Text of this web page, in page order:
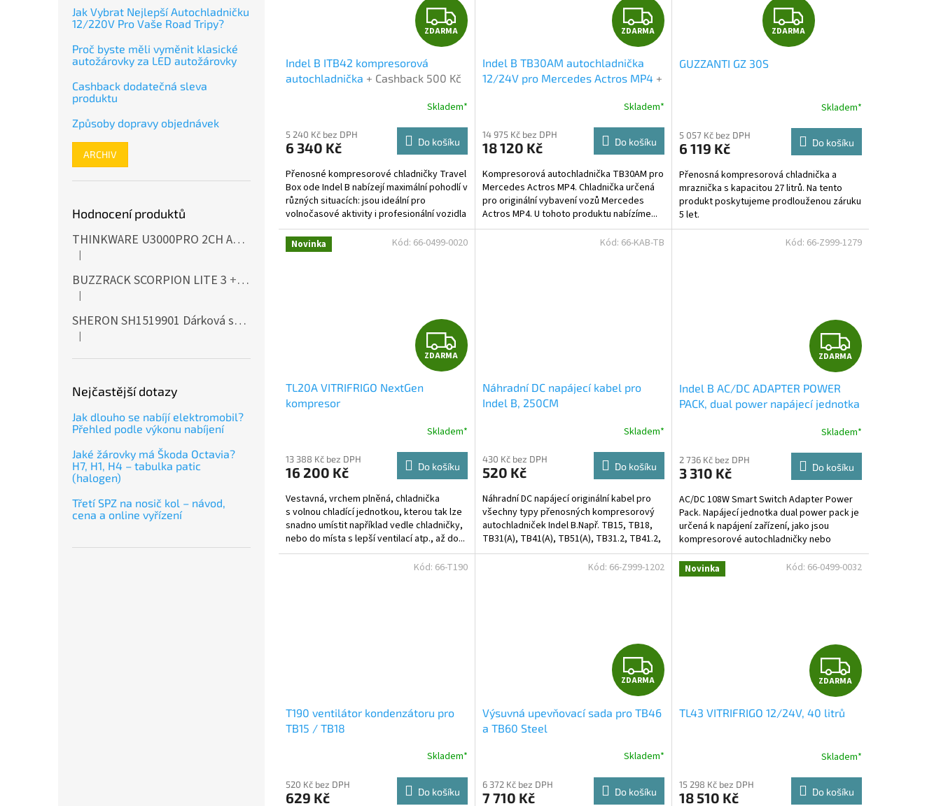
Jak Vybrat Nejlepší Autochladničku
12/220V Pro Vaše Road Tripy?
Proč byste měli vyměnit klasické
autožárovky za LED autožárovky
Cashback dodatečná sleva
produktu
Způsoby dopravy objednávek
ARCHIV
Hodnocení produktů
THINKWARE U3000PRO 2CH Autokamera 4K+2K, HDR, WiFi, GPS, BT, mikrovlnné senzory
Hodnocení produktu je 5 z 5 hvězdiček.
|
BUZZRACK SCORPION LITE 3 + Cashback 500 Kč jako dodatečná sleva za platbu předem
Hodnocení produktu je 5 z 5 hvězdiček.
|
SHERON SH1519901 Dárková sada EXTERIÉR
Hodnocení produktu je 5 z 5 hvězdiček.
|
Nejčastější dotazy
Jak dlouho se nabíjí elektromobil?
Přehled podle výkonu nabíjení
Jaké žárovky má Škoda Octavia?
H7, H1, H4 – tabulka patic
(halogen)
Třetí SPZ na nosič kol – návod,
cena a online vyřízení
Z
D
A
R
M
A
ZDARMA
Indel B ITB42 kompresorová
autochladnička + Cashback 500 Kč
Skladem*
5 240 Kč bez DPH
6 340 Kč Do košíku
Přenosné kompresorové chladničky Travel
Box ode Indel B nabízejí maximální pohodlí v
různých situacích: jsou ideální pro
volnočasové aktivity i profesionální vozidla
a zajišťují...
Z
D
A
R
M
A
ZDARMA
Indel B TB30AM autochladnička
12/24V pro Mercedes Actros MP4 +
Skladem*
14 975 Kč bez DPH
18 120 Kč Do košíku
Kompresorová autochladnička TB30AM pro
Mercedes Actros MP4. Chladnička určená
pro originální vybavení vozů Mercedes
Actros MP4. U tohoto produktu nabízíme...
Z
D
R
M
A
ZDARMA
GUZZANTI GZ 30S
produktu
je
z
5
hvězdiček.
Skladem*
5 057 Kč bez DPH
6 119 Kč Do košíku
Přenosná kompresorová chladnička a
mraznička s kapacitou 27 litrů. Na tento
produkt poskytujeme prodlouženou záruku
5 let.
Novinka
Z
D
R
M
A
ZDARMA
TL20A VITRIFRIGO NextGen
kompresor
Skladem*
13 388 Kč bez DPH
16 200 Kč Do košíku
Vestavná, vrchem plněná, chladnička
s volnou chladící jednotkou, kterou tak lze
snadno umístit například vedle chladničky,
nebo do místa s lepší ventilací atp., až do...
Kód: 66-0499-0020
Náhradní DC napájecí kabel pro
Indel B, 250CM
Skladem*
430 Kč bez DPH
520 Kč Do košíku
Náhradní DC napájecí originální kabel pro
všechny typy přenosných kompresorový
autochladniček Indel B.Např. TB15, TB18,
TB31(A), TB41(A), TB51(A), TB31.2, TB41.2,
TB51.2 a celé...
Kód: 66-KAB-TB
Z
D
A
R
M
A
ZDARMA
Indel B AC/DC ADAPTER POWER
PACK, dual power napájecí jednotka
Skladem*
2 736 Kč bez DPH
3 310 Kč Do košíku
AC/DC 108W Smart Switch Adapter Power
Pack. Napájecí jednotka dual power pack je
určená k napájení zařízení, jako jsou
kompresorové autochladničky nebo
mrazničky s napájecím...
Kód: 66-Z999-1279
T190 ventilátor kondenzátoru pro
TB15 / TB18
Skladem*
520 Kč bez DPH
629 Kč Do košíku
Kód: 66-T190
Z
D
A
R
M
ZDARMA
Výsuvná upevňovací sada pro TB46
a TB60 Steel
Skladem*
6 372 Kč bez DPH
7 710 Kč Do košíku
Kód: 66-Z999-1202 Novinka
Z
D
R
M
ZDARMA
TL43 VITRIFRIGO 12/24V, 40 litrů
Skladem*
15 298 Kč bez DPH
18 510 Kč Do košíku
Kód: 66-0499-0032